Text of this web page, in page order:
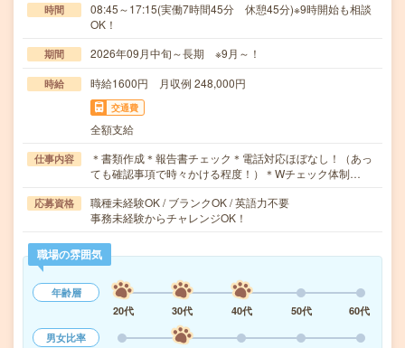
時間
08:45～17:15(実働7時間45分 休憩45分)※9時開始も相談
OK！
期間 2026年09月中旬～長期 ※9月～！
時給 時給1600円 月収例 248,000円
交通費
全額支給
仕事内容
＊書類作成＊報告書チェック＊電話対応ほぼなし！（あっ
ても確認事項で時々かける程度！）＊Wチェック体制…
応募資格
職種未経験OK / ブランクOK / 英語力不要
事務未経験からチャレンジOK！
職場の雰囲気
年齢層
20代
30代 40代 50代
60代
男女比率